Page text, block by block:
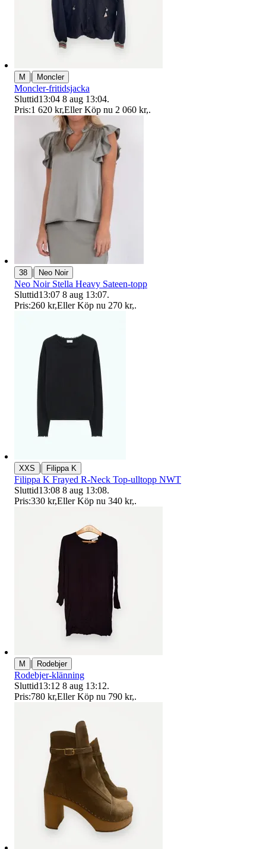
M | Moncler
Moncler-fritidsjacka
Sluttid13:04 8 aug 13:04.
Pris:1 620 kr,Eller Köp nu 2 060 kr,.
38 | Neo Noir
Neo Noir Stella Heavy Sateen-topp
Sluttid13:07 8 aug 13:07.
Pris:260 kr,Eller Köp nu 270 kr,.
XXS | Filippa K
Filippa K Frayed R-Neck Top-ulltopp NWT
Sluttid13:08 8 aug 13:08.
Pris:330 kr,Eller Köp nu 340 kr,.
M | Rodebjer
Rodebjer-klänning
Sluttid13:12 8 aug 13:12.
Pris:780 kr,Eller Köp nu 790 kr,.